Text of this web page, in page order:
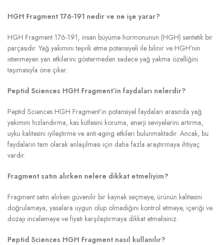
HGH Fragment 176-191 nedir ve ne işe yarar?
HGH Fragment 176-191, insan büyüme hormonunun (HGH) sentetik bir
parçasıdır. Yağ yakımını teşvik etme potansiyeli ile bilinir ve HGH’nin
istenmeyen yan etkilerini göstermeden sadece yağ yakma özelliğini
taşımasıyla öne çıkar.
Peptid Sciences HGH Fragment’in faydaları nelerdir?
Peptid Sciences HGH Fragment’in potansiyel faydaları arasında yağ
yakımını hızlandırma, kas kütlesini koruma, enerji seviyelerini artırma,
uyku kalitesini iyileştirme ve anti-aging etkileri bulunmaktadır. Ancak, bu
faydaların tam olarak anlaşılması için daha fazla araştırmaya ihtiyaç
vardır.
Fragment satın alırken nelere dikkat etmeliyim?
Fragment satın alırken güvenilir bir kaynak seçmeye, ürünün kalitesini
doğrulamaya, yasalara uygun olup olmadığını kontrol etmeye, içeriği ve
dozajı incelemeye ve fiyatı karşılaştırmaya dikkat etmelisiniz.
Peptid Sciences HGH Fragment nasıl kullanılır?